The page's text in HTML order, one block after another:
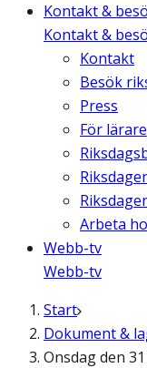
Kontakt &
Kontakt &
Kontakt
Besök
Press
För lärare
Arbeta
Webb-tv
Webb-tv
Start
Dokument &
Onsdag den